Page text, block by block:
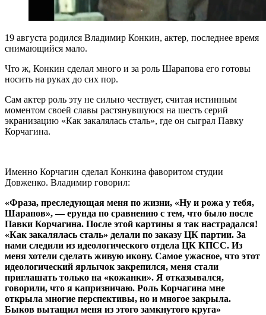
19 августа родился Владимир Конкин, актер, последнее время
снимающийся мало.
Что ж, Конкин сделал много и за роль Шарапова его готовы
носить на руках до сих пор.
Сам актер роль эту не сильно чествует, считая истинным
моментом своей славы растянувшуюся на шесть серий
экранизацию «Как закалялась сталь», где он сыграл Павку
Корчагина.
Именно Корчагин сделал Конкина фаворитом студии
Довженко. Владимир говорил:
«Фраза, преследующая меня по жизни, «Ну и рожа у тебя,
Шарапов», — ерунда по сравнению с тем, что было после
Павки Корчагина. После этой картины я так настрадался!
«Как закалялась сталь» делали по заказу ЦК партии. За
нами следили из идеологического отдела ЦК КПСС. Из
меня хотели сделать живую икону. Самое ужасное, что этот
идеологический ярлычок закрепился, меня стали
приглашать только на «кожанки». Я отказывался,
говорили, что я капризничаю. Роль Корчагина мне
открыла многие перспективы, но и многое закрыла.
Быков вытащил меня из этого замкнутого круга»